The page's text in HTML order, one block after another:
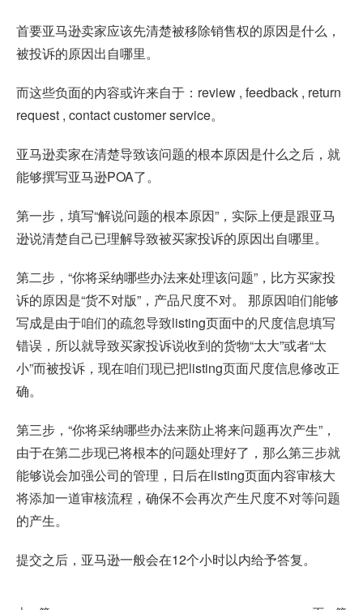
首要亚马逊卖家应该先清楚被移除销售权的原因是什么，
被投诉的原因出自哪里。
而这些负面的内容或许来自于：review , feedback , return
request , contact customer service。
亚马逊卖家在清楚导致该问题的根本原因是什么之后，就
能够撰写亚马逊POA了。
第一步，填写“解说问题的根本原因”，实际上便是跟亚马
逊说清楚自己已理解导致被买家投诉的原因出自哪里。
第二步，“你将采纳哪些办法来处理该问题”，比方买家投
诉的原因是“货不对版”，产品尺度不对。 那原因咱们能够
写成是由于咱们的疏忽导致listing页面中的尺度信息填写
错误，所以就导致买家投诉说收到的货物“太大”或者“太
小”而被投诉，现在咱们现已把listing页面尺度信息修改正
确。
第三步，“你将采纳哪些办法来防止将来问题再次产生”，
由于在第二步现已将根本的问题处理好了，那么第三步就
能够说会加强公司的管理，日后在listing页面内容审核大
将添加一道审核流程，确保不会再次产生尺度不对等问题
的产生。
提交之后，亚马逊一般会在12个小时以内给予答复。